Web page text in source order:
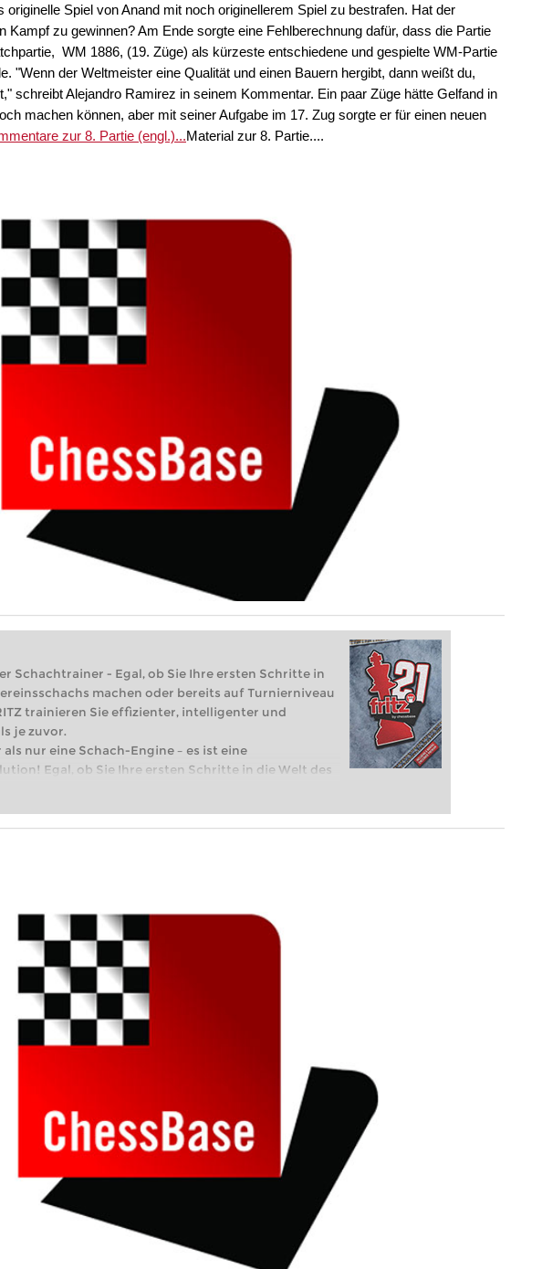
originelle Spiel von Anand mit noch originellerem Spiel zu bestrafen. Hat der
Kampf zu gewinnen? Am Ende sorgte eine Fehlberechnung dafür, dass die Partie
WM 1886, (19. Züge) als kürzeste entschiedene und gespielte WM-Partie
"Wenn der Weltmeister eine Qualität und einen Bauern hergibt, dann weißt du,
schreibt Alejandro Ramirez in seinem Kommentar. Ein paar Züge hätte Gelfand in
machen können, aber mit seiner Aufgabe im 17. Zug sorgte er für einen neuen
zur 8. Partie (engl.)...Material zur 8. Partie....
Schachtrainer - Egal, ob Sie Ihre ersten Schritte in
machen oder bereits auf Turnierniveau
trainieren Sie effizienter, intelligenter und
je zuvor.
als nur eine Schach-Engine – es ist eine
Egal, ob Sie Ihre ersten Schritte in die Welt des
machen oder bereits auf Turnierniveau spielen: Mit